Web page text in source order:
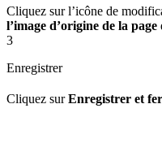
Cliquez sur l’icône de
l’image d’origine de la page
3
Enregistrer
Cliquez surEnregistrer et